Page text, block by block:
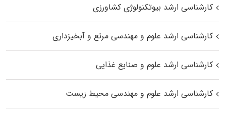
کارشناسی ارشد بیوتکنولوژی کشاورزی
کارشناسی ارشد علوم و مهندسی مرتع و آبخیزداری
کارشناسی ارشد علوم و صنایع غذایی
کارشناسی ارشد علوم و مهندسی محیط زیست